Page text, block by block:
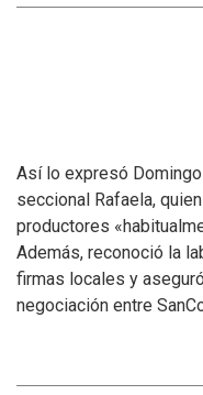
Así lo expresó
seccional Rafaela,
productores
Además, reconoció la
firmas locales y
negociación entre